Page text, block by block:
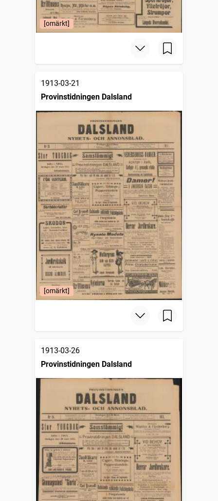
[omärkt]
1913-03-21
Provinstidningen Dalsland
[omärkt]
1913-03-26
Provinstidningen Dalsland